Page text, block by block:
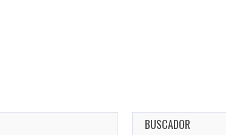
BUSCADOR